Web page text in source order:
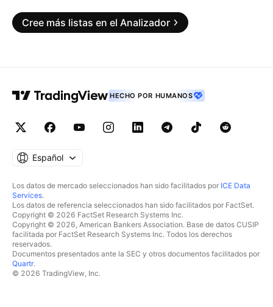
Cree más listas en el Analizador
HECHO POR HUMANOS
Español
Los datos de mercado seleccionados han sido facilitados por ICE Data
Services.
Los datos de referencia seleccionados han sido facilitados por FactSet.
Copyright © 2026 FactSet Research Systems Inc.
Copyright © 2026, American Bankers Association. Base de datos CUSIP
facilitada por FactSet Research Systems Inc. Todos los derechos
reservados.
Documentos presentados ante la SEC y otros documentos facilitados por
Quartr.
© 2026 TradingView, Inc.